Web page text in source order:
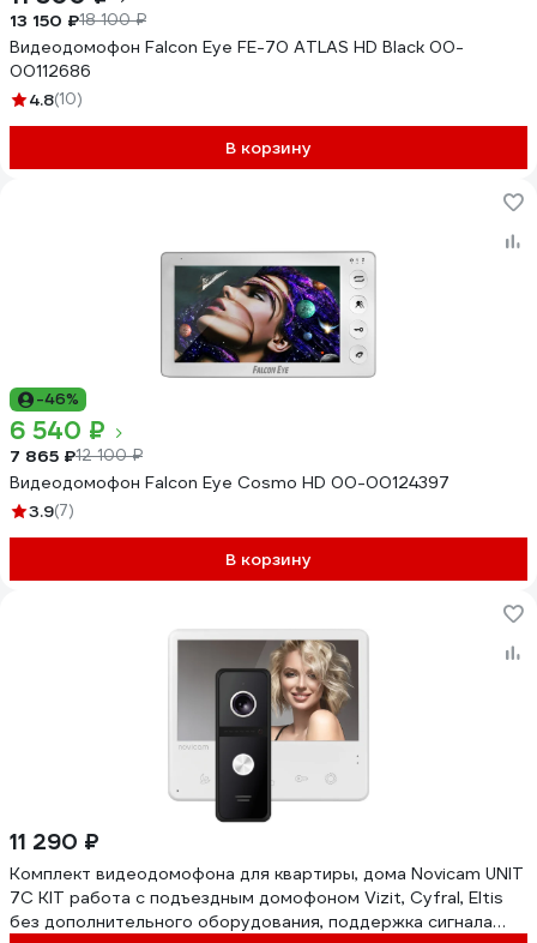
13 150 ₽18 100 ₽
Видеодомофон Falcon Eye FE-70 ATLAS HD Black 00-
00112686
4.8(10)
В корзину
-46%
6 540 ₽
7 865 ₽12 100 ₽
Видеодомофон Falcon Eye Cosmo HD 00-00124397
3.9(7)
В корзину
11 290 ₽
Комплект видеодомофона для квартиры, дома Novicam UNIT
7C KIT работа с подъездным домофоном Vizit, Cyfral, Eltis
без дополнительного оборудования, поддержка сигнала